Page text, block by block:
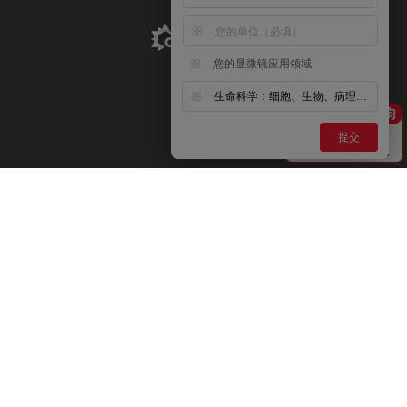
Aldevron Link
您的显微镜应用领域
生命科学：细胞、生物、病理、神经等
提交